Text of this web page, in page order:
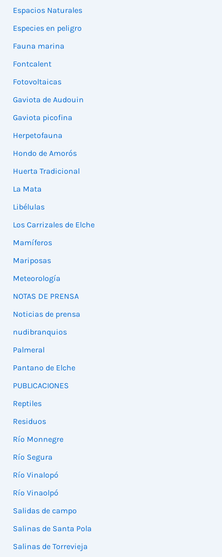
Espacios Naturales
Especies en peligro
Fauna marina
Fontcalent
Fotovoltaicas
Gaviota de Audouin
Gaviota picofina
Herpetofauna
Hondo de Amorós
Huerta Tradicional
La Mata
Libélulas
Los Carrizales de Elche
Mamíferos
Mariposas
Meteorología
NOTAS DE PRENSA
Noticias de prensa
nudibranquios
Palmeral
Pantano de Elche
PUBLICACIONES
Reptiles
Residuos
Río Monnegre
Río Segura
Río Vinalopó
Río Vinaolpó
Salidas de campo
Salinas de Santa Pola
Salinas de Torrevieja